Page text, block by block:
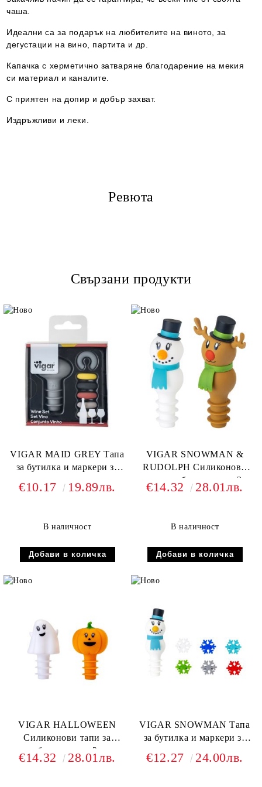
чаша.
Идеални са за подарък на любителите на виното, за
дегустации на вино, партита и др.
Капачка с херметично затваряне благодарение на мекия
си материал и каналите.
С приятен на допир и добър захват.
Издръжливи и леки.
Ревюта
Свързани продукти
VIGAR MAID GREY Тапа
за бутилка и маркери за
€10.17 19.89лв.
В наличност
VIGAR SNOWMAN &
RUDOLPH Силиконови
тапи за бутилка, сет 2
€14.32 28.01лв.
В наличност
VIGAR HALLOWEEN
Силиконови тапи за
бутилка, сет 2
€14.32 28.01лв.
VIGAR SNOWMAN Тапа
за бутилка и маркери за
€12.27 24.00лв.